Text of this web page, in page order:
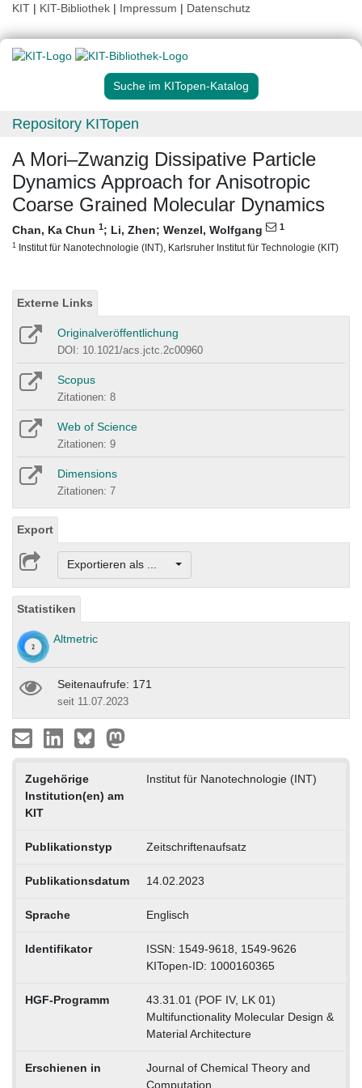
KIT | KIT-Bibliothek | Impressum | Datenschutz
Suche im KITopen-Katalog
Repository KITopen
A Mori–Zwanzig Dissipative Particle
Dynamics Approach for Anisotropic
Coarse Grained Molecular Dynamics
Chan, Ka Chun 1; Li, Zhen; Wenzel, Wolfgang 1
1 Institut für Nanotechnologie (INT), Karlsruher Institut für Technologie (KIT)
Externe Links
Originalveröffentlichung
DOI: 10.1021/acs.jctc.2c00960
Scopus
Zitationen: 8
Web of Science
Zitationen: 9
Dimensions
Zitationen: 7
Export
Exportieren als ...
Statistiken
Altmetric
Seitenaufrufe: 171
seit 11.07.2023
Zugehörige
Institution(en) am
KIT
Institut für Nanotechnologie (INT)
Publikationstyp Zeitschriftenaufsatz
Publikationsdatum 14.02.2023
Sprache Englisch
Identifikator
ISSN: 1549-9618, 1549-9626
KITopen-ID: 1000160365
HGF-Programm
43.31.01 (POF IV, LK 01)
Multifunctionality Molecular Design &
Material Architecture
Erschienen in
Journal of Chemical Theory and
Computation